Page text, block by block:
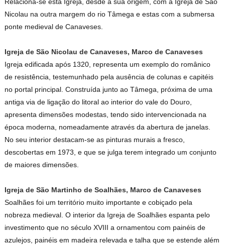
Relaciona-se esta Igreja, desde a sua origem, com a Igreja de São
Nicolau na outra margem do rio Tâmega e estas com a submersa
ponte medieval de Canaveses.
Igreja de São Nicolau de Canaveses, Marco de Canaveses
Igreja edificada após 1320, representa um exemplo do românico
de resistência, testemunhado pela ausência de colunas e capitéis
no portal principal. Construída junto ao Tâmega, próxima de uma
antiga via de ligação do litoral ao interior do vale do Douro,
apresenta dimensões modestas, tendo sido intervencionada na
época moderna, nomeadamente através da abertura de janelas.
No seu interior destacam-se as pinturas murais a fresco,
descobertas em 1973, e que se julga terem integrado um conjunto
de maiores dimensões.
Igreja de São Martinho de Soalhães, Marco de Canaveses
Soalhães foi um território muito importante e cobiçado pela
nobreza medieval. O interior da Igreja de Soalhães espanta pelo
investimento que no século XVIII a ornamentou com painéis de
azulejos, painéis em madeira relevada e talha que se estende além